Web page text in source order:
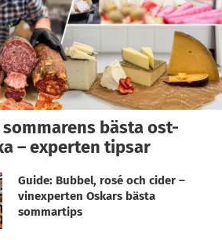
bästa ost-
– experten tipsar
Guide: Bubbel, rosé och cider –
vinexperten Oskars bästa
sommartips